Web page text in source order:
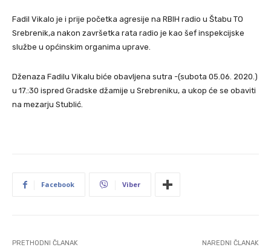
Fadil Vikalo je i prije početka agresije na RBIH radio u Štabu TO
Srebrenik,a nakon završetka rata radio je kao šef inspekcijske
službe u općinskim organima uprave.
Dženaza Fadilu Vikalu biće obavljena sutra -(subota 05.06. 2020.)
u 17.:30 ispred Gradske džamije u Srebreniku, a ukop će se obaviti
na mezarju Stublić.
Facebook Viber
PRETHODNI ČLANAK NAREDNI ČLANAK